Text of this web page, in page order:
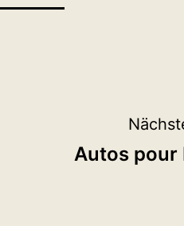
Autos pour